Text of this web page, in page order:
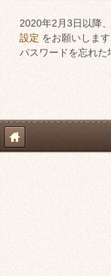
2020年2月3日以降
設定 をお願いします
パスワードを忘れた